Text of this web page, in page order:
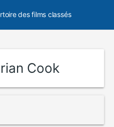
des films classés
Cook